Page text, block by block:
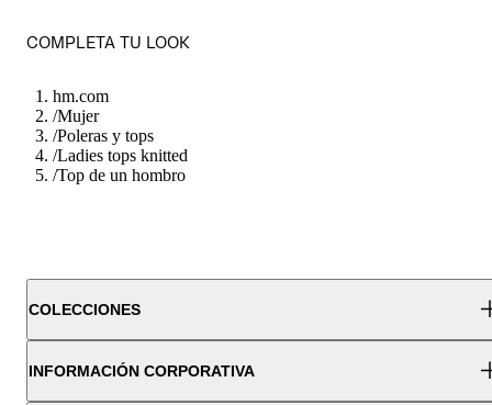
COMPLETA TU LOOK
hm.com
/Mujer
/Poleras y tops
/Ladies tops knitted
/Top de un hombro
COLECCIONES
INFORMACIÓN CORPORATIVA